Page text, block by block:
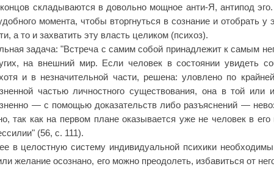
складываются в довольно мощное анти-Я, антипод
момента, чтобы вторгнуться в сознание и отобрать у
а то и захватить эту власть целиком (психоз).
задача: "Встреча с самим собой принадлежит к самым
на внешний мир. Если человек в состоянии увидеть
и в незначительной части, решена: уловлено по
частью личностного существования, она в той
— с помощью доказательств либо разъяснений —
так как на первом плане оказывается уже не человек в его
(56, с. 111).
в целостную систему индивидуальной психики
желание осознано, его можно преодолеть, избавиться от